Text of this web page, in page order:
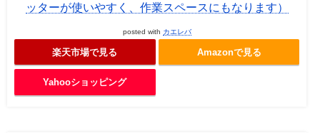
ッターが使いやすく、作業スペースにもなります）
posted with カエレバ
楽天市場で見る Amazonで見る
Yahooショッピング